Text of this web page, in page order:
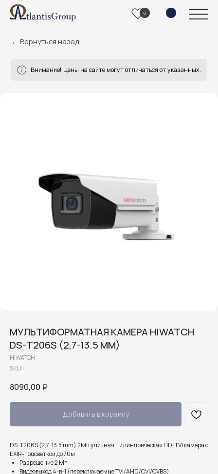
0
МУЛЬТИФОРМАТНАЯ КАМЕРА HIWATCH
DS-T206S (2,7-13.5 MM)
HIWATCH
SKU:
8090,00 ₽
Добавить в корзину
DS-T206S (2,7-13.5 mm) 2Мп уличная цилиндрическая HD-TVI камера с
EXIR-подсветкой до 70м
Разрешение 2 Мп
Видеовыход 4-в-1 (переключаемые TVI/AHD/CVI/CVBS)